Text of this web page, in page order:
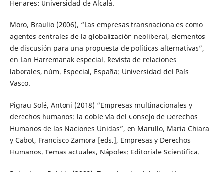
Henares: Universidad de Alcalá.
Moro, Braulio (2006), “Las empresas transnacionales como
agentes centrales de la globalización neoliberal, elementos
de discusión para una propuesta de políticas alternativas”,
en Lan Harremanak especial. Revista de relaciones
laborales, núm. Especial, España: Universidad del País
Vasco.
Pigrau Solé, Antoni (2018) “Empresas multinacionales y
derechos humanos: la doble vía del Consejo de Derechos
Humanos de las Naciones Unidas”, en Marullo, Maria Chiara
y Cabot, Francisco Zamora [eds.], Empresas y Derechos
Humanos. Temas actuales, Nápoles: Editoriale Scientifica.